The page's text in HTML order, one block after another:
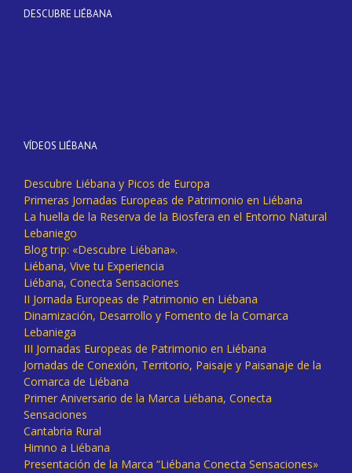
DESCUBRE LIÉBANA
VÍDEOS LIÉBANA
Descubre Liébana y Picos de Europa
Primeras Jornadas Europeas de Patrimonio en Liébana
La huella de la Reserva de la Biosfera en el Entorno Natural
Lebaniego
Blog trip: «Descubre Liébana».
Liébana, Vive tu Experiencia
Liébana, Conecta Sensaciones
II Jornada Europeas de Patrimonio en Liébana
Dinamización, Desarrollo y Fomento de la Comarca
Lebaniega
III Jornadas Europeas de Patrimonio en Liébana
Jornadas de Conexión, Territorio, Paisaje y Paisanaje de la
Comarca de Liébana
Primer Aniversario de la Marca Liébana, Conecta
Sensaciones
Cantabria Rural
Himno a Liébana
Presentación de la Marca “Liébana Conecta Sensaciones»